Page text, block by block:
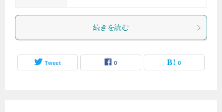
続きを読む
Tweet 0 0